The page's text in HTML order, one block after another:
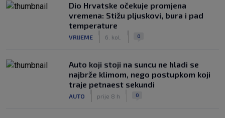
Dio Hrvatske očekuje promjena
vremena: Stižu pljuskovi, bura i pad
temperature
VRIJEME 6. kol. 0
Auto koji stoji na suncu ne hladi se
najbrže klimom, nego postupkom koji
traje petnaest sekundi
AUTO prije 8 h 0